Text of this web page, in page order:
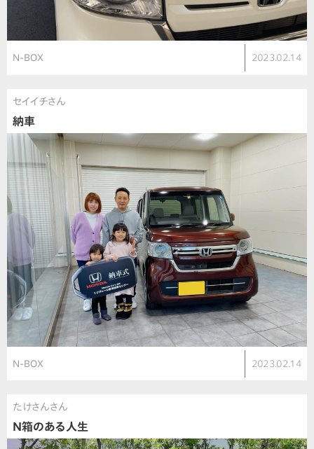
N-BOX 2023.02.14
セイイチさん
納車
N-BOX 2023.02.14
たけさんさん
N箱のある人生